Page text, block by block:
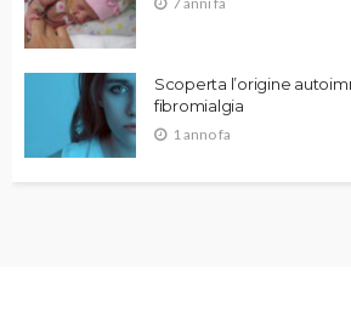
Scoperta l’origine
fibromialgia
1 anno fa